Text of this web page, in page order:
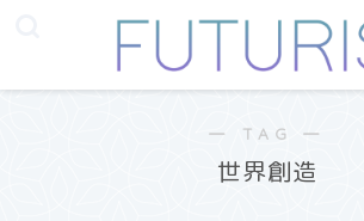
― TAG ―
世界創造